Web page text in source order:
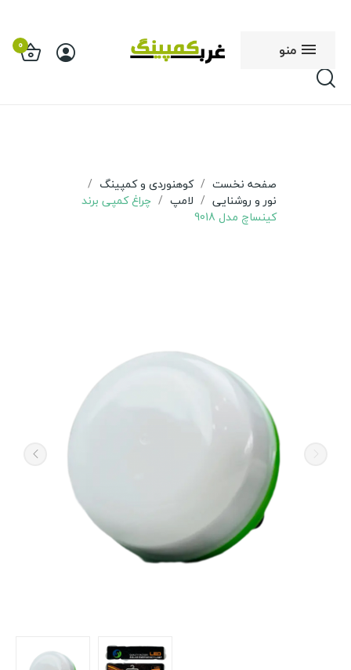
منو 0
صفحه نخست
کوهنوردی و کمپینگ
نور و روشنایی
لامپ
چراغ کمپی برند
کینساچ مدل 9018